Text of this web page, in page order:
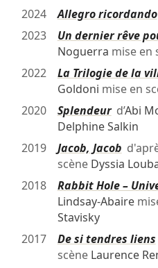
2024
Allegro ricordando
2023
Un dernier rêve
Noguerra mise en
2022
La Trilogie de la
Goldoni mise en
2020
Splendeurd’Abi
Delphine Salkin
2019
Jacob, Jacob
scène Dyssia
2018
Rabbit Hole –
Lindsay-Abaire
Stavisky
2017
De si tendres liens
scène Laurence